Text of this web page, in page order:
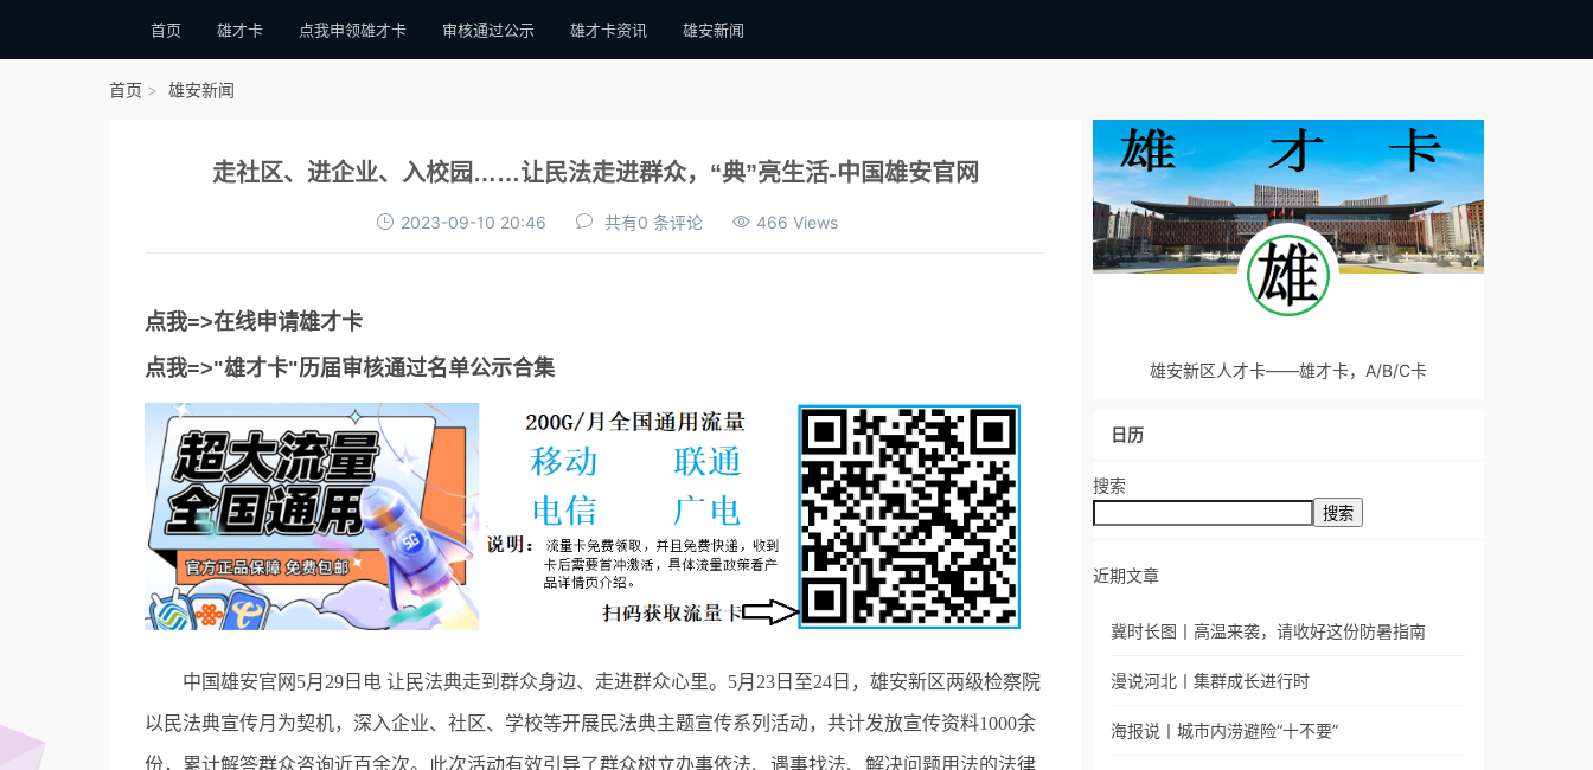
首页 雄才卡 点我申领雄才卡 审核通过公示 雄才卡资讯 雄安新闻
首页 雄安新闻
走社区、进企业、入校园……让民法走进群众，“典”亮生活-中国雄安官网
2023-09-10 20:46 共有0 条评论 466 Views
点我=>在线申请雄才卡
点我=>"雄才卡"历届审核通过名单公示合集
中国雄安官网5月29日电 让民法典走到群众身边、走进群众心里。5月23日至24日，雄安新区两级检察院
以民法典宣传月为契机，深入企业、社区、学校等开展民法典主题宣传系列活动，共计发放宣传资料1000余
份，累计解答群众咨询近百余次。此次活动有效引导了群众树立办事依法、遇事找法、解决问题用法的法律
雄安新区人才卡——雄才卡，A/B/C卡
日历
搜索
搜索
近期文章
冀时长图丨高温来袭，请收好这份防暑指南
漫说河北丨集群成长进行时
海报说丨城市内涝避险“十不要”